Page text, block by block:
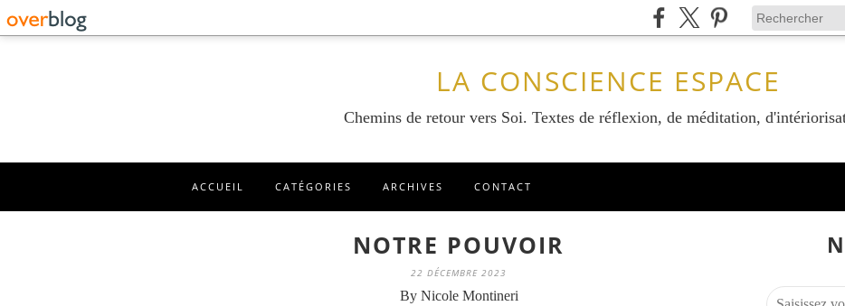
LA CONSCIENCE ESPACE
Chemins de retour vers Soi. Textes de réflexion, de méditation,
ACCUEIL CATÉGORIES ARCHIVES CONTACT
NOTRE POUVOIR
22 DÉCEMBRE 2023
By Nicole Montineri